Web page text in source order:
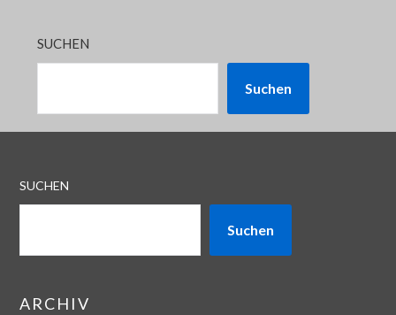
SUCHEN
Suchen
SUCHEN
Suchen
ARCHIV